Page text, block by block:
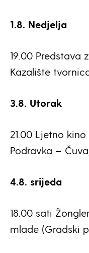
1.8. Nedjelja
19.00 Predstava
Kazalište
3.8. Utorak
21.00 Ljetno
Podravka –
4.8. srijeda
18.00 sati
mlade (Gradski